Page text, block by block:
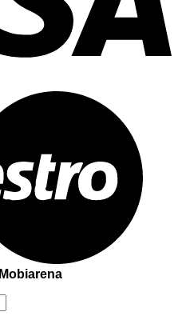
Mobiarena